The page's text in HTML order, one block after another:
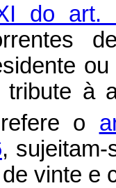
do art.
à
o
,
vinte e